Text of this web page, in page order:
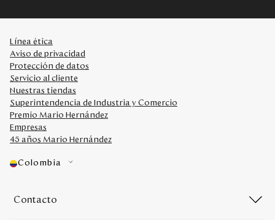
Servicio al cliente
Nuestras Tiendas
Colombia
Panamá
Línea ética
Aviso de privacidad
Protección de datos
Servicio al cliente
Nuestras tiendas
Superintendencia de Industria y Comercio
Premio Mario Hernández
Empresas
45 años Mario Hernández
Colombia
Contacto